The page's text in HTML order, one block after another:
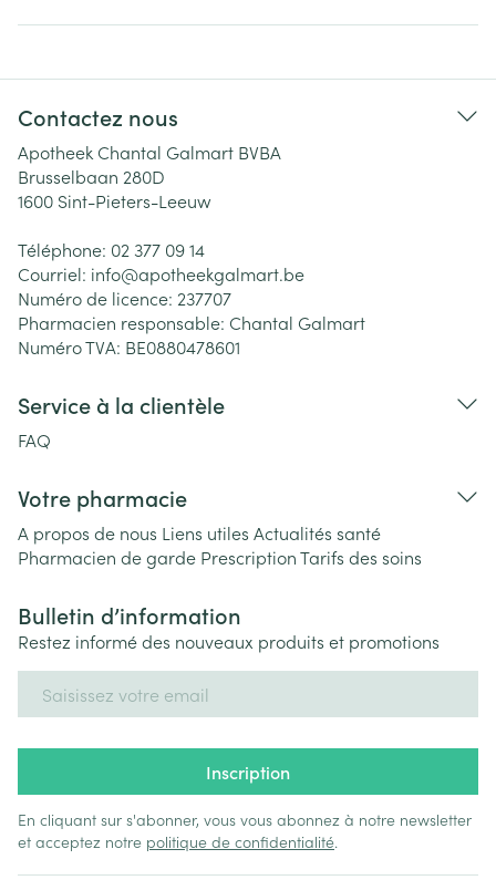
Contactez nous
Apotheek Chantal Galmart BVBA
Brusselbaan 280D
1600 Sint-Pieters-Leeuw
Téléphone: 02 377 09 14
Courriel: info@apotheekgalmart.be
Numéro de licence: 237707
Pharmacien responsable: Chantal Galmart
Numéro TVA: BE0880478601
Service à la clientèle
FAQ
Votre pharmacie
A propos de nous Liens utiles Actualités santé
Pharmacien de garde PrescriptionTarifs des soins
Bulletin d’information
Restez informé des nouveaux produits et promotions
Inscription
En cliquant sur s'abonner, vous vous abonnez à notre newsletter
et acceptez notre politique de confidentialité.